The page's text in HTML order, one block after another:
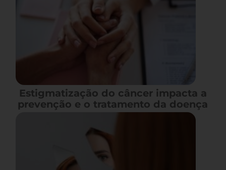
Estigmatização do câncer impacta a
prevenção e o tratamento da doença